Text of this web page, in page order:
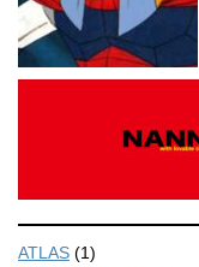
ATLAS (1)